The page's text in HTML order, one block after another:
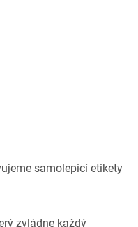
samolepicí etikety
zvládne každý